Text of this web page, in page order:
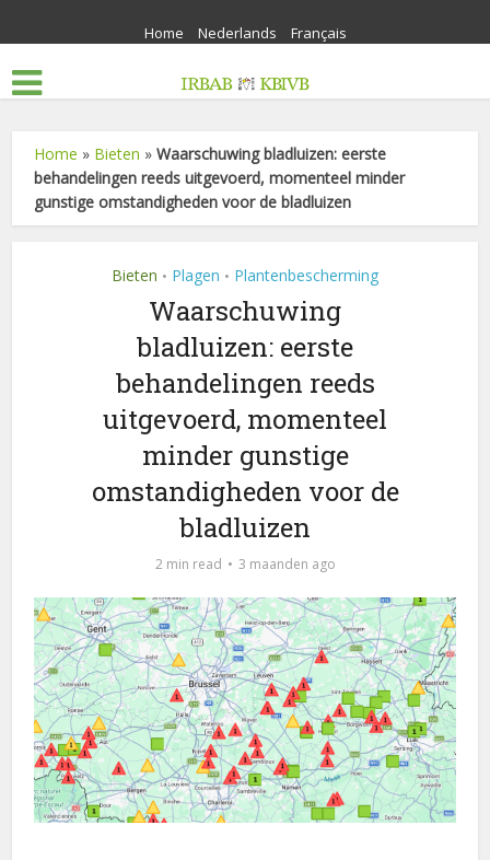
Home Nederlands Français
Home » Bieten »Waarschuwing bladluizen: eerste
behandelingen reeds uitgevoerd, momenteel minder
gunstige omstandigheden voor de bladluizen
Bieten • Plagen • Plantenbescherming
Waarschuwing
bladluizen: eerste
behandelingen reeds
uitgevoerd, momenteel
minder gunstige
omstandigheden voor de
bladluizen
2 min read 3 maanden ago